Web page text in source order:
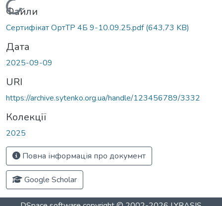
Вантажиться...
Файли
Сертифікат ОртТР 4Б 9-10.09.25.pdf(643,73 KB)
Дата
2025-09-09
URI
https://archive.sytenko.org.ua/handle/123456789/3332
Колекції
2025
Повна інформація про документ
Google Scholar